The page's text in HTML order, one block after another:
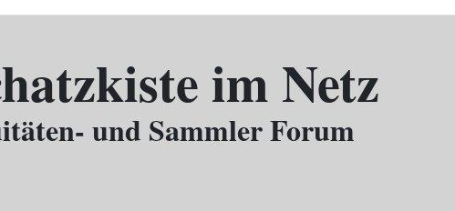
im Netz
und Sammler Forum